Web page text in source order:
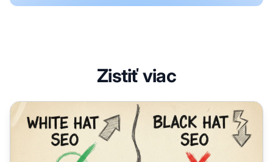
Zistiť viac
Mali by ste vždy používať White Hat SEO?